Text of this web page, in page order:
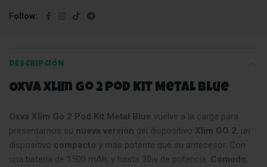
Follow
DESCRIPCIÓN
Oxva Xlim Go 2 Pod Kit Metal Blue
Oxva Xlim Go 2 Pod Kit Metal Blue vuelve a la carga para
presentarnos su nueva versión del dispositivo Xlim GO 2, un
dispositivo compacto y más potente que su antecesor. Con
una batería de 1500 mAh, y hasta 30w de potencia. Cómodo,